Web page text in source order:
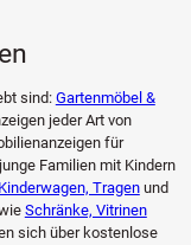
sind: Gartenmöbel &
jeder Art von
für
Familien mit Kindern
Kinderwagen, Tragenund
Schränke, Vitrinen
sich über kostenlose